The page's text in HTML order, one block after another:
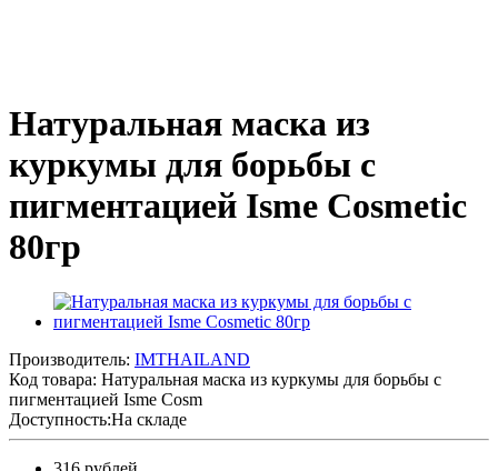
Натуральная маска из
куркумы для борьбы с
пигментацией Isme Cosmetic
80гр
Производитель: IMTHAILAND
Код товара: Натуральная маска из куркумы для борьбы с
пигментацией Isme Cosm
Доступность:На складе